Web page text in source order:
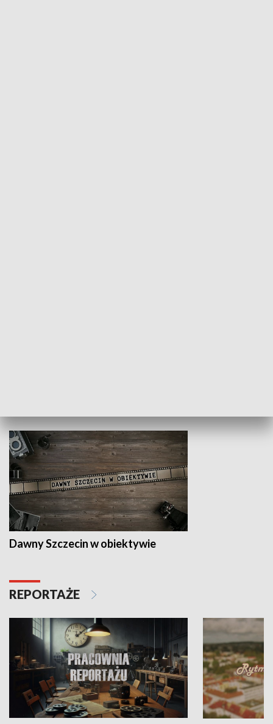
Dawny Szczecin w obiektywie
REPORTAŻE